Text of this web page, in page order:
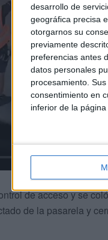
desarrollo de
geográfica precisa
otorgarnos su
previamente
preferencias antes
datos personales
procesamiento.
consentimiento en
inferior de la página
de acceso y se
de la pasarela y